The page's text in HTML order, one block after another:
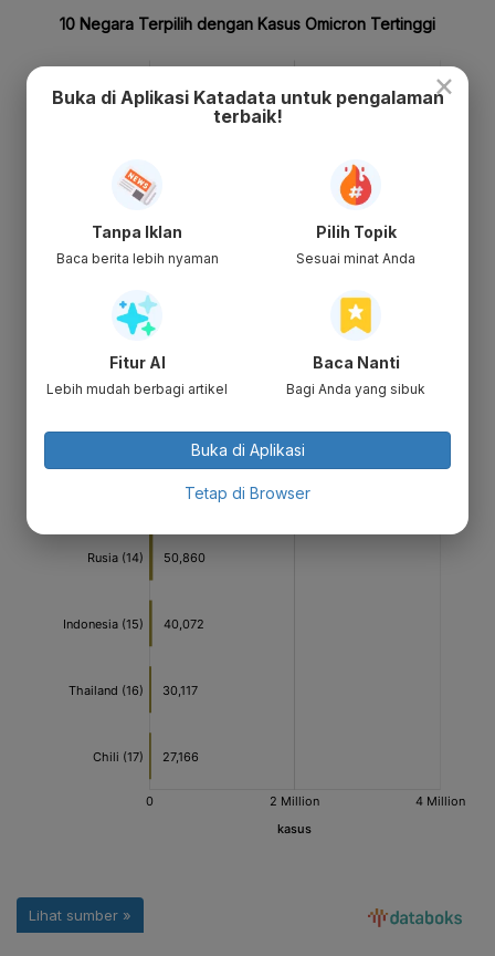
×
Buka di Aplikasi Katadata untuk pengalaman
terbaik!
Tanpa Iklan
Baca berita lebih nyaman
Pilih Topik
Sesuai minat Anda
Fitur AI
Lebih mudah berbagi artikel
Baca Nanti
Bagi Anda yang sibuk
Buka di Aplikasi
Tetap di Browser